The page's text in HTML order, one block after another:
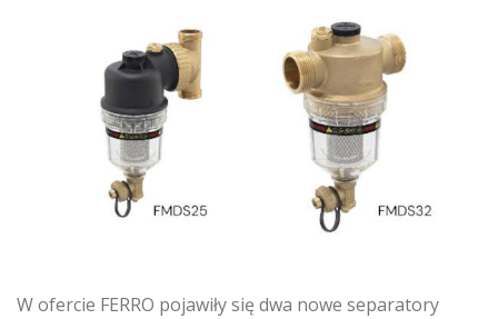
W ofercie FERRO pojawiły się dwa nowe separatory